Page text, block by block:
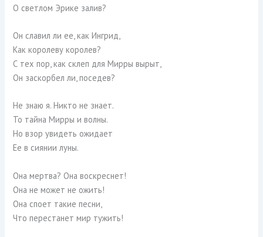
О светлом Эрике залив?
Он славил ли ее, как Ингрид,
Как королеву королев?
С тех пор, как склеп для Мирры вырыт,
Он заскорбел ли, поседев?
Не знаю я. Никто не знает.
То тайна Мирры и волны.
Но взор увидеть ожидает
Ее в сиянии луны.
Она мертва? Она воскреснет!
Она не может не ожить!
Она споет такие песни,
Что перестанет мир тужить!